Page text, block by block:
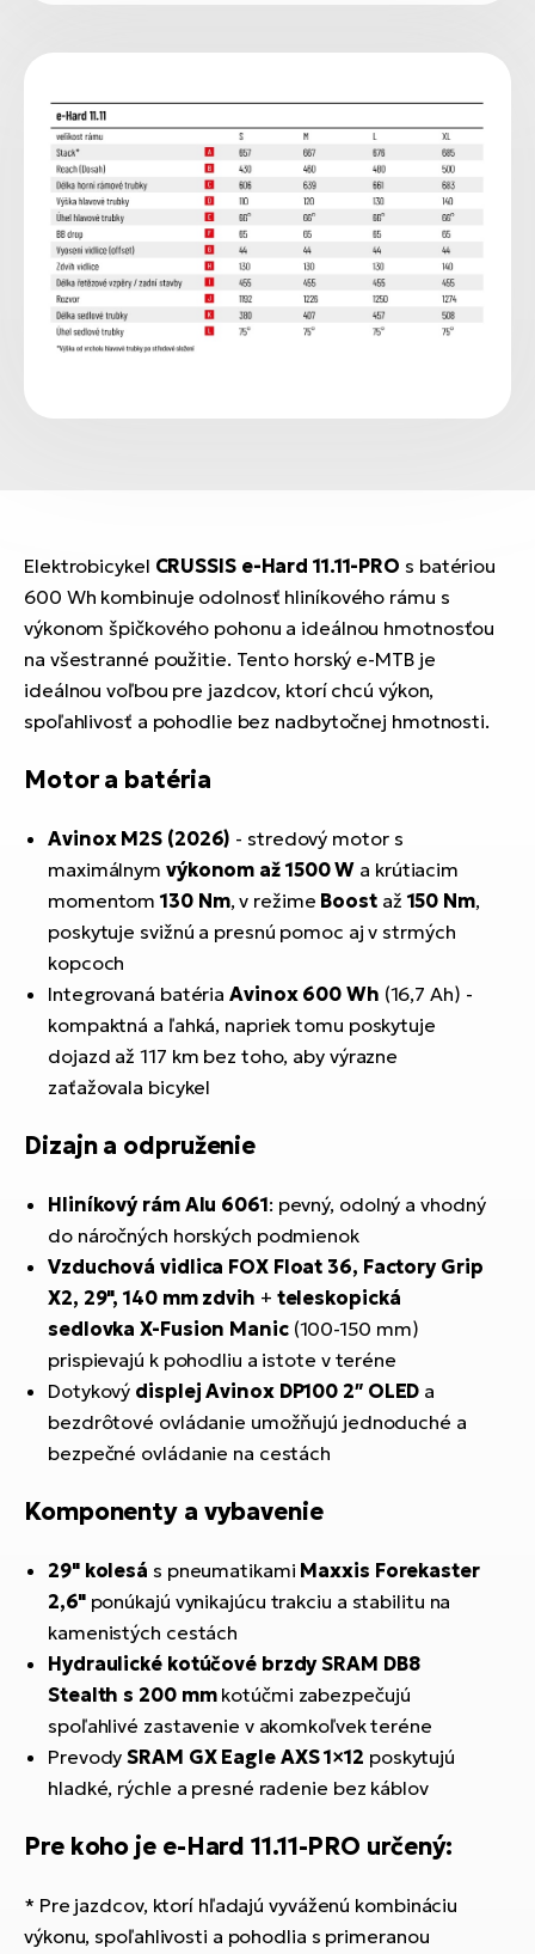
Elektrobicykel CRUSSIS e-Hard 11.11-PRO s batériou
600 Wh kombinuje odolnosť hliníkového rámu s
výkonom špičkového pohonu a ideálnou hmotnosťou
na všestranné použitie. Tento horský e-MTB je
ideálnou voľbou pre jazdcov, ktorí chcú výkon,
spoľahlivosť a pohodlie bez nadbytočnej hmotnosti.
Motor a batéria
Avinox M2S (2026) - stredový motor s
maximálnym výkonom až 1500 W a krútiacim
momentom130 Nm, v režime Boostaž 150 Nm,
poskytuje svižnú a presnú pomoc aj v strmých
kopcoch
Integrovaná batéria Avinox 600 Wh (16,7 Ah) -
kompaktná a ľahká, napriek tomu poskytuje
dojazd až 117 km bez toho, aby výrazne
zaťažovala bicykel
Dizajn a odpruženie
Hliníkový rám Alu 6061: pevný, odolný a vhodný
do náročných horských podmienok
Vzduchová vidlica FOX Float 36, Factory Grip
X2, 29", 140 mm zdvih + teleskopická
sedlovka X-Fusion Manic(100-150 mm)
prispievajú k pohodliu a istote v teréne
Dotykový displej Avinox DP100 2″ OLED a
bezdrôtové ovládanie umožňujú jednoduché a
bezpečné ovládanie na cestách
Komponenty a vybavenie
29" kolesá s pneumatikami Maxxis Forekaster
2,6"ponúkajú vynikajúcu trakciu a stabilitu na
kamenistých cestách
Hydraulické kotúčové brzdy SRAM DB8
Stealth s 200 mmkotúčmi zabezpečujú
spoľahlivé zastavenie v akomkoľvek teréne
PrevodySRAM GX Eagle AXS 1×12 poskytujú
hladké, rýchle a presné radenie bez káblov
Pre koho je e-Hard 11.11-PRO určený:
* Pre jazdcov, ktorí hľadajú vyváženú kombináciu
výkonu, spoľahlivosti a pohodlia s primeranou